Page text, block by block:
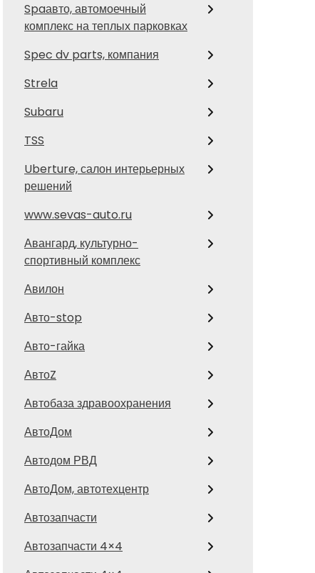
Spaавто, автомоечный
комплекс на теплых парковках
Spec dv parts, компания
Strela
Subaru
TSS
Uberture, салон интерьерных
решений
www.sevas-auto.ru
Авангард, культурно-
спортивный комплекс
Авилон
Авто-stop
Авто-гайка
АвтоZ
Автобаза здравоохранения
АвтоДом
Автодом РВД
АвтоДом, автотехцентр
Автозапчасти
Автозапчасти 4×4